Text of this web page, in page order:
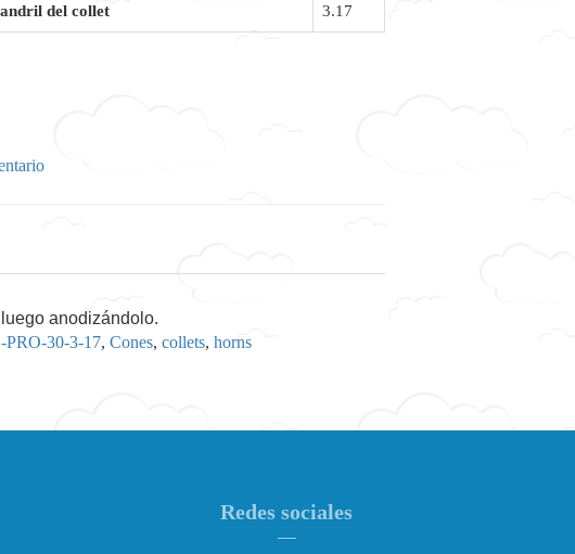
del collet 3.17
anodizándolo.
PRO-30-3-17, Cones, collets, horns
Redes sociales